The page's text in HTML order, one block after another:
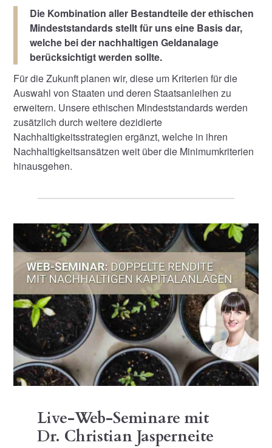
Die Kombination aller Bestandteile der ethischen
Mindeststandards stellt für uns eine Basis dar,
welche bei der nachhaltigen Geldanalage
berücksichtigt werden sollte.
Für die Zukunft planen wir, diese um Kriterien für die
Auswahl von Staaten und deren Staatsanleihen zu
erweitern. Unsere ethischen Mindeststandards werden
zusätzlich durch weitere dezidierte
Nachhaltigkeitsstrategien ergänzt, welche in ihren
Nachhaltigkeitsansätzen weit über die Minimumkriterien
hinausgehen.
Live-Web-Seminare mit
Dr. Christian Jasperneite